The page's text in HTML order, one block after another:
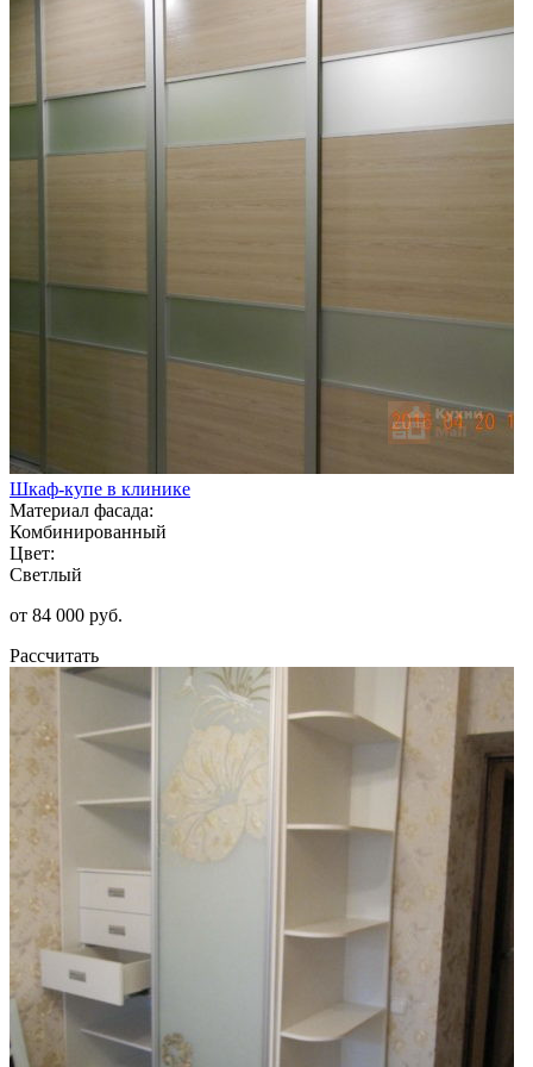
Шкаф-купе в клинике
Материал фасада:
Комбинированный
Цвет:
Светлый
от 84 000 руб.
Рассчитать